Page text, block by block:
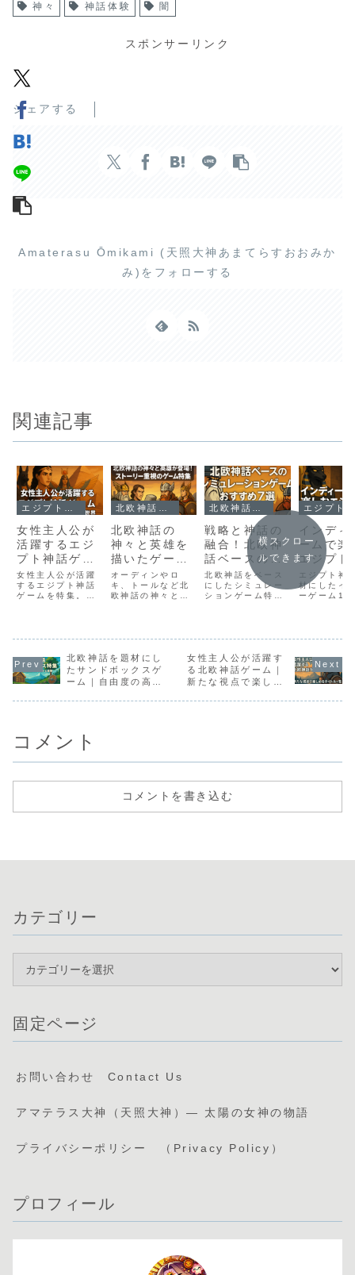
神々 神話体験 闇
スポンサーリンク
シェアする
Amaterasu Ōmikami (天照大神あまてらすおおみか
み)をフォローする
関連記事
女性主人公が
活躍するエジ
プト神話ゲー
ム｜新たな視
点で描かれる
神話世界
女性主人公が活躍
するエジプト神話
ゲームを特集。
神話世界を徹底解
説します。
北欧神話の
神々と英雄を
描いたゲーム
ガイド｜スト
ーリー重視の
名作一覧
オーディンやロ
キ、トールなど北
欧神話の神々と英
覧です。
戦略と神話の
融合！北欧神
話ベースのシ
ミュレーショ
ンゲームおす
すめ7選
北欧神話をベース
にしたシミュレー
ションゲーム特
るおすすめ7作品
を紹介します。
インディ
ームで楽
エジプト
｜小規模
の隠れた
10選
エジプト神
材にしたイ
ーゲーム10
小規模開発
はの独創的
を解説しま
横スクロー
ルできます
北欧神話を題材にし
たサンドボックスゲ
ーム｜自由度の高い
女性主人公が活躍す
る北欧神話ゲーム｜
新たな視点で楽しめ
コメント
コメントを書き込む
カテゴリー
固定ページ
お問い合わせ Contact Us
アマテラス大神（天照大神）— 太陽の女神の物語
プライバシーポリシー （Privacy Policy）
プロフィール